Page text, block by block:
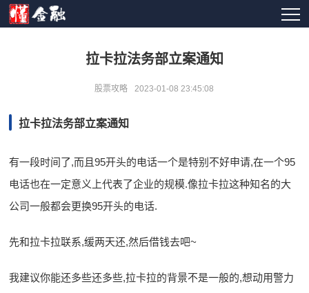
拉卡拉法务部立案通知
股票攻略 2023-01-08 23:45:08
拉卡拉法务部立案通知
有一段时间了,而且95开头的电话一个是特别不好申请,在一个95
电话也在一定意义上代表了企业的规模.像拉卡拉这种知名的大
公司一般都会更换95开头的电话.
先和拉卡拉联系,缓两天还,然后借钱去吧~
我建议你能还多些还多些,拉卡拉的背景不是一般的,想动用警力